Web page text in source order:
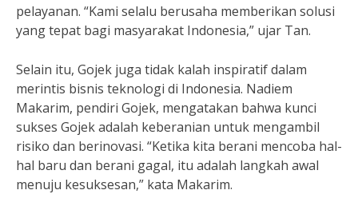
pelayanan. “Kami selalu berusaha memberikan solusi
yang tepat bagi masyarakat Indonesia,” ujar Tan.
Selain itu, Gojek juga tidak kalah inspiratif dalam
merintis bisnis teknologi di Indonesia. Nadiem
Makarim, pendiri Gojek, mengatakan bahwa kunci
sukses Gojek adalah keberanian untuk mengambil
risiko dan berinovasi. “Ketika kita berani mencoba hal-
hal baru dan berani gagal, itu adalah langkah awal
menuju kesuksesan,” kata Makarim.